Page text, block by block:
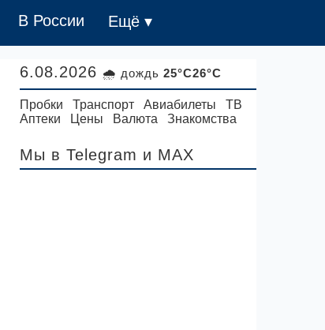
В России Ещё ▾
6.08.2026 🌧 дождь 25°C26°C
Пробки Транспорт Авиабилеты
ТВ
Аптеки
Цены Валюта Знакомства
Мы в Telegram и MAX